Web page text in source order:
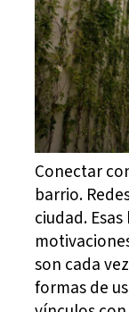
Conectar
barrio.
ciudad.
son cada
formas de